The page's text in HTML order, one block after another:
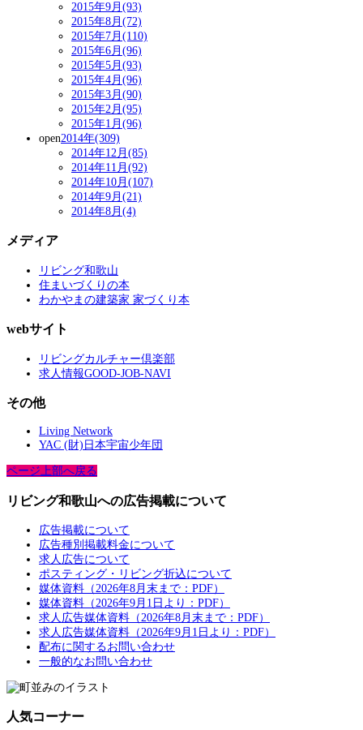
2015年9月(93)
2015年8月(72)
2015年7月(110)
2015年6月(96)
2015年5月(93)
2015年4月(96)
2015年3月(90)
2015年2月(95)
2015年1月(96)
open2014年(309)
2014年12月(85)
2014年11月(92)
2014年10月(107)
2014年9月(21)
2014年8月(4)
メディア
リビング和歌山
住まいづくりの本
わかやまの建築家 家づくり本
webサイト
リビングカルチャー倶楽部
求人情報GOOD-JOB-NAVI
その他
Living Network
YAC (財)日本宇宙少年団
ページ上部へ戻る
リビング和歌山への広告掲載について
広告掲載について
広告種別掲載料金について
求人広告について
ポスティング・リビング折込について
媒体資料（2026年8月末まで：PDF）
媒体資料（2026年9月1日より：PDF）
求人広告媒体資料（2026年8月末まで：PDF）
求人広告媒体資料（2026年9月1日より：PDF）
配布に関するお問い合わせ
一般的なお問い合わせ
人気コーナー